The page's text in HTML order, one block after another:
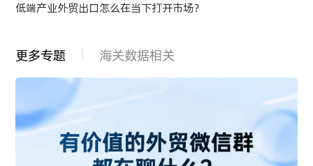
低端产业外贸出口怎么在当下打开市场？
更多专题 海关数据相关